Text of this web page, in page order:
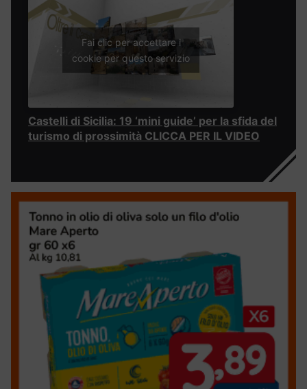
Fai clic per accettare i
cookie per questo servizio
Castelli di Sicilia: 19 ‘mini guide’ per la sfida del
turismo di prossimità CLICCA PER IL VIDEO